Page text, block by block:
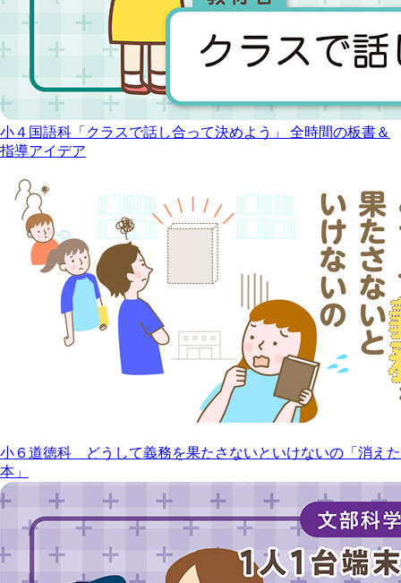
小４国語科「クラスで話し合って決めよう」 全時間の板書＆
指導アイデア
小６道徳科 どうして義務を果たさないといけないの「消えた
本」